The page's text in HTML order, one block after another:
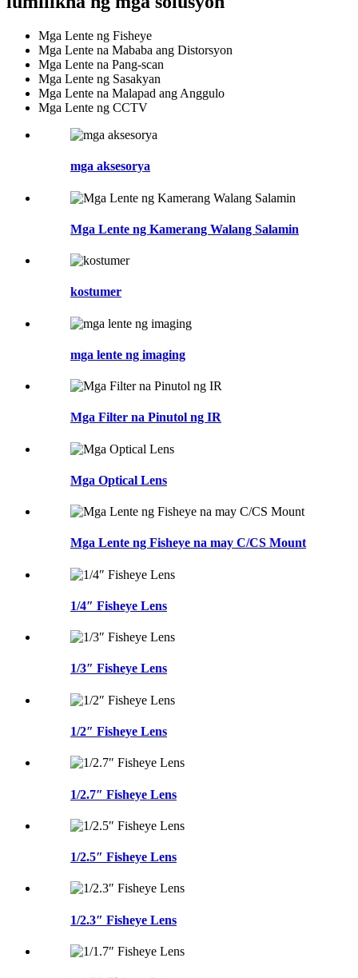
Mga Lente ng Fisheye
Mga Lente na Mababa ang Distorsyon
Mga Lente na Pang-scan
Mga Lente ng Sasakyan
Mga Lente na Malapad ang Anggulo
Mga Lente ng CCTV
mga aksesorya
Mga Lente ng Kamerang Walang Salamin
kostumer
mga lente ng imaging
Mga Filter na Pinutol ng IR
Mga Optical Lens
Mga Lente ng Fisheye na may C/CS Mount
1/4″ Fisheye Lens
1/3″ Fisheye Lens
1/2″ Fisheye Lens
1/2.7″ Fisheye Lens
1/2.5″ Fisheye Lens
1/2.3″ Fisheye Lens